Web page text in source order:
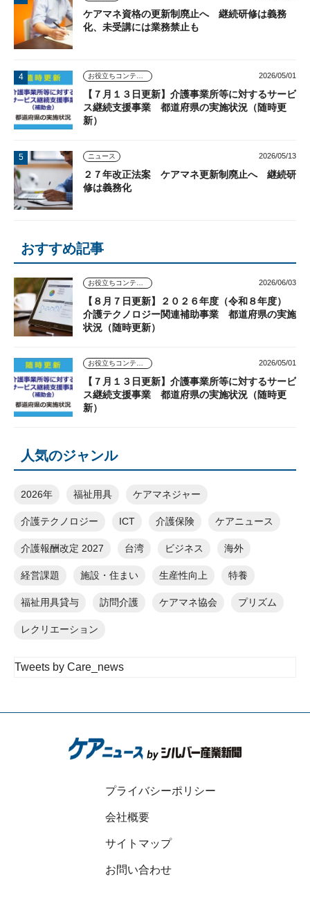
ケアマネ資格の更新制廃止へ 継続研修は義務
化、未受講には業務禁止も
2026/05/01
【７月１３日更新】介護事業所等に対するサービ
ス継続支援事業 都道府県の実施状況（随時更
新）
ニュース 2026/05/13
２７年改正法案 ケアマネ更新制廃止へ 継続研
修は義務化
おすすめ記事
2026/06/03
【８月７日更新】２０２６年度（令和８年度）
介護テクノロジー関連補助事業 都道府県の実施
状況（随時更新）
2026/05/01
【７月１３日更新】介護事業所等に対するサービ
ス継続支援事業 都道府県の実施状況（随時更
新）
人気のジャンル
2026年 福祉用具 ケアマネジャー
介護テクノロジー ICT 介護保険 ケアニュース
介護報酬改定 2027 台湾 ビジネス 海外
経営課題 施設・住まい 生産性向上 特養
福祉用具貸与 訪問介護 ケアマネ協会 プリズム
レクリエーション
Tweets by Care_news
プライバシーポリシー
会社概要
サイトマップ
お問い合わせ